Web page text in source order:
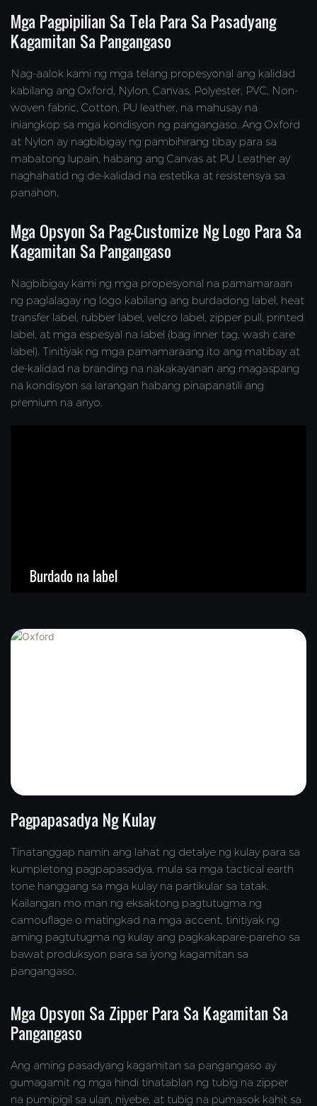
Mga Pagpipilian Sa Tela Para Sa Pasadyang
Kagamitan Sa Pangangaso
Nag-aalok kami ng mga telang propesyonal ang kalidad
kabilang ang Oxford, Nylon, Canvas, Polyester, PVC, Non-
woven fabric, Cotton, PU leather, na mahusay na
iniangkop sa mga kondisyon ng pangangaso. Ang Oxford
at Nylon ay nagbibigay ng pambihirang tibay para sa
mabatong lupain, habang ang Canvas at PU Leather ay
naghahatid ng de-kalidad na estetika at resistensya sa
panahon.
Mga Opsyon Sa Pag-Customize Ng Logo Para Sa
Kagamitan Sa Pangangaso
Nagbibigay kami ng mga propesyonal na pamamaraan
ng paglalagay ng logo kabilang ang burdadong label, heat
transfer label, rubber label, velcro label, zipper pull, printed
label, at mga espesyal na label (bag inner tag, wash care
label). Tinitiyak ng mga pamamaraang ito ang matibay at
de-kalidad na branding na nakakayanan ang magaspang
na kondisyon sa larangan habang pinapanatili ang
premium na anyo.
Burdado na label
Pagpapasadya Ng Kulay
Tinatanggap namin ang lahat ng detalye ng kulay para sa
kumpletong pagpapasadya, mula sa mga tactical earth
tone hanggang sa mga kulay na partikular sa tatak.
Kailangan mo man ng eksaktong pagtutugma ng
camouflage o matingkad na mga accent, tinitiyak ng
aming pagtutugma ng kulay ang pagkakapare-pareho sa
bawat produksyon para sa iyong kagamitan sa
pangangaso.
Mga Opsyon Sa Zipper Para Sa Kagamitan Sa
Pangangaso
Ang aming pasadyang kagamitan sa pangangaso ay
gumagamit ng mga hindi tinatablan ng tubig na zipper
na pumipigil sa ulan, niyebe, at tubig na pumasok kahit sa